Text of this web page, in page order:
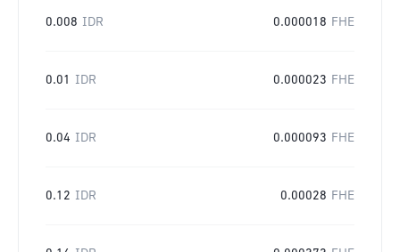
0.008 IDR 0.000018 FHE
0.01 IDR 0.000023 FHE
0.04 IDR 0.000093 FHE
0.12 IDR 0.00028 FHE